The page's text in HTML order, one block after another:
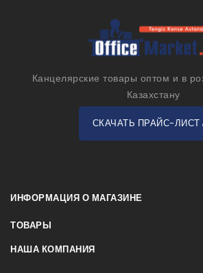
Канцелярские товары оптом и в
Казахстану
СКАЧАТЬ ПРАЙС-ЛИСТ
ИНФОРМАЦИЯ О МАГАЗИНЕ
ТОВАРЫ
НАША КОМПАНИЯ